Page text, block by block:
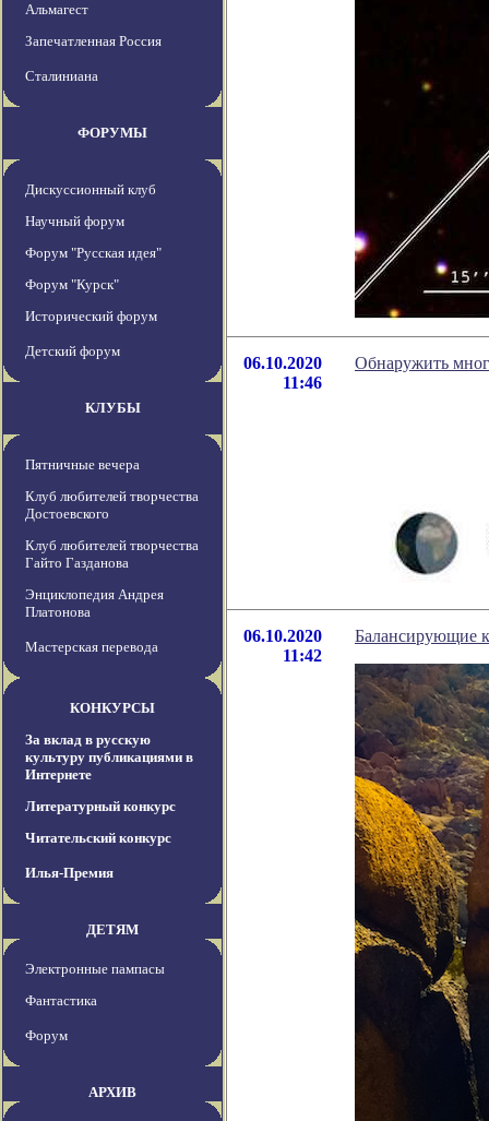
Альмагест
Запечатленная Россия
Сталиниана
ФОРУМЫ
Дискуссионный клуб
Научный форум
Форум "Русская идея"
Форум "Курск"
Исторический форум
Детский форум
КЛУБЫ
Пятничные вечера
Клуб любителей творчества
Достоевского
Клуб любителей творчества
Гайто Газданова
Энциклопедия Андрея
Платонова
Мастерская перевода
КОНКУРСЫ
За вклад в русскую
культуру публикациями в
Интернете
Литературный конкурс
Читательский конкурс
Илья-Премия
ДЕТЯМ
Электронные пампасы
Фантастика
Форум
АРХИВ
06.10.2020
11:46
Обнаружить
06.10.2020
11:42
Балансирующие